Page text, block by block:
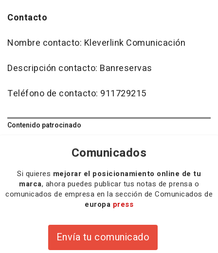
Contacto
Nombre contacto: Kleverlink Comunicación
Descripción contacto: Banreservas
Teléfono de contacto: 911729215
Contenido patrocinado
Comunicados
Si quieres mejorar el posicionamiento online de tu
marca, ahora puedes publicar tus notas de prensa o
comunicados de empresa en la sección de Comunicados de
europa press
Envía tu comunicado